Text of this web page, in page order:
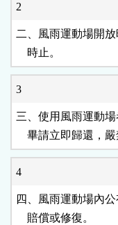
2
二、風雨運動場開
    時止。
3
三、使用風雨運動
畢請立即歸還，
4
四、風雨運動場內
    賠償或修復。